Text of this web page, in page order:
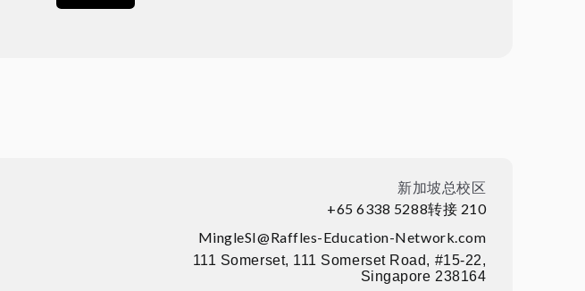
新加坡总校区
+65 6338 5288转接 210
MingleSI@Raffles-Education-Network.com
111 Somerset, 111 Somerset Road, #15-22,
Singapore 238164